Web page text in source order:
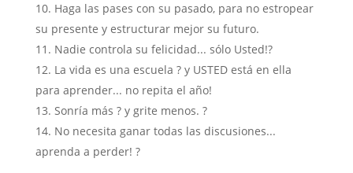
Haga las pases con su pasado, para no estropear
su presente y estructurar mejor su futuro.
Nadie controla su felicidad... sólo Usted!?
La vida es una escuela ? y USTED está en ella
para aprender... no repita el año!
Sonría más ? y grite menos. ?
No necesita ganar todas las discusiones...
aprenda a perder! ?